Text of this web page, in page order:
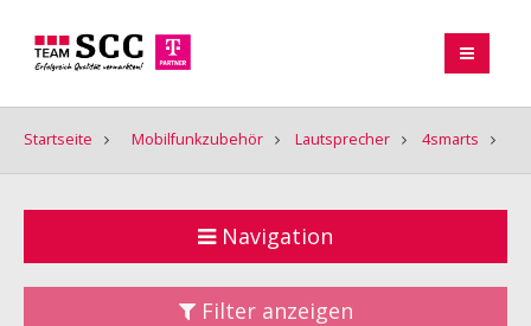
Startseite Mobilfunkzubehör Lautsprecher 4smarts
Navigation
Filter anzeigen